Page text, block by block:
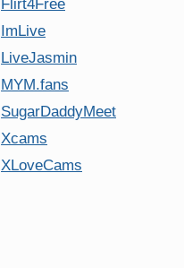
Flirt4Free
ImLive
LiveJasmin
MYM.fans
SugarDaddyMeet
Xcams
XLoveCams